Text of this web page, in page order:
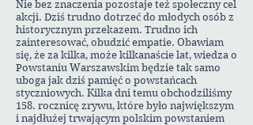
Nie bez znaczenia pozostaje też społeczny cel
akcji. Dziś trudno dotrzeć do młodych osób z
historycznym przekazem. Trudno ich
zainteresować, obudzić empatie. Obawiam
się, że za kilka, może kilkanaście lat, wiedza o
Powstaniu Warszawskim będzie tak samo
uboga jak dziś pamięć o powstańcach
styczniowych. Kilka dni temu obchodziliśmy
158. rocznicę zrywu, które było największym
i najdłużej trwającym polskim powstaniem